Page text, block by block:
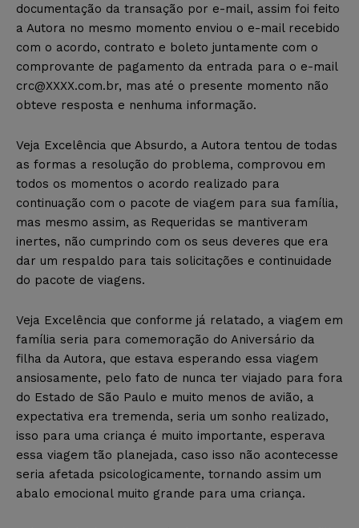
documentação da transação por e-mail, assim foi feito
a Autora no mesmo momento enviou o e-mail recebido
com o acordo, contrato e boleto juntamente com o
comprovante de pagamento da entrada para o e-mail
crc@XXXX.com.br, mas até o presente momento não
obteve resposta e nenhuma informação.
Veja Excelência que Absurdo, a Autora tentou de todas
as formas a resolução do problema, comprovou em
todos os momentos o acordo realizado para
continuação com o pacote de viagem para sua família,
mas mesmo assim, as Requeridas se mantiveram
inertes, não cumprindo com os seus deveres que era
dar um respaldo para tais solicitações e continuidade
do pacote de viagens.
Veja Excelência que conforme já relatado, a viagem em
família seria para comemoração do Aniversário da
filha da Autora, que estava esperando essa viagem
ansiosamente, pelo fato de nunca ter viajado para fora
do Estado de São Paulo e muito menos de avião, a
expectativa era tremenda, seria um sonho realizado,
isso para uma criança é muito importante, esperava
essa viagem tão planejada, caso isso não acontecesse
seria afetada psicologicamente, tornando assim um
abalo emocional muito grande para uma criança.